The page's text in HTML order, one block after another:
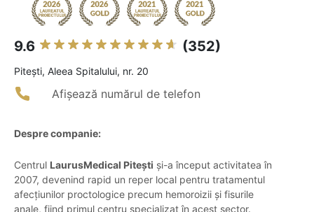
9.6 (352)
Piteşti, Aleea Spitalului, nr. 20
Afișează numărul de telefon
Despre companie:
Centrul LaurusMedical Pitești și-a început activitatea în
2007, devenind rapid un reper local pentru tratamentul
afecțiunilor proctologice precum hemoroizii și fisurile
anale, fiind primul centru specializat în acest sector.